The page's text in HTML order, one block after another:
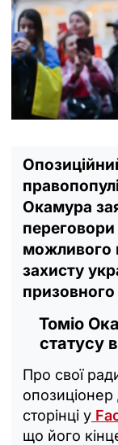
Окамура
можливого
захисту
призовного
Томіо
статусу
Про свої
опозиціонер
сторінці у
що його